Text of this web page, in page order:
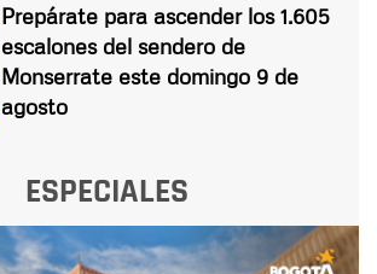
Prepárate para ascender los 1.605
escalones del sendero de
Monserrate este domingo 9 de
agosto
ESPECIALES